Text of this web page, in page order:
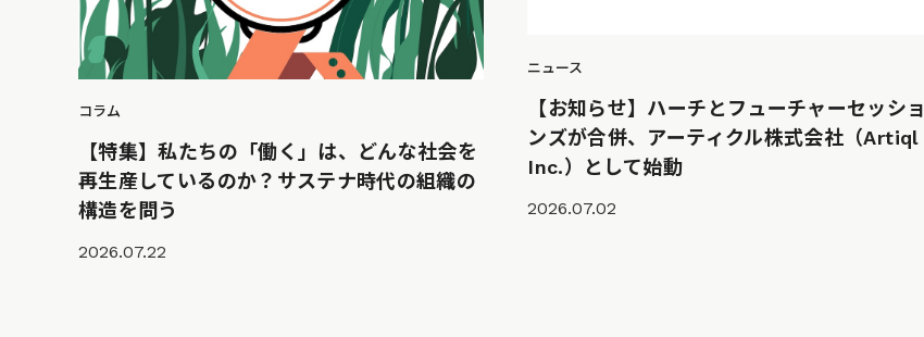
コラム
【特集】私たちの「働く」は、どんな社会を
再生産しているのか？サステナ時代の組織の
構造を問う
2026.07.22
ニュース
【お知らせ】ハーチとフューチャーセッショ
ンズが合併、アーティクル株式会社（Artiql
Inc.）として始動
2026.07.02